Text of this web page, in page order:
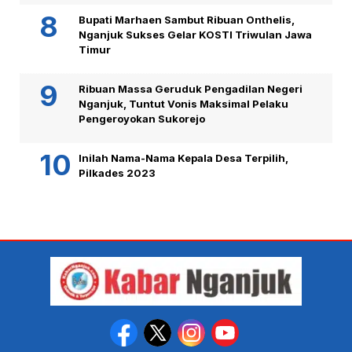
Bupati Marhaen Sambut Ribuan Onthelis,
Nganjuk Sukses Gelar KOSTI Triwulan Jawa
Timur
Ribuan Massa Geruduk Pengadilan Negeri
Nganjuk, Tuntut Vonis Maksimal Pelaku
Pengeroyokan Sukorejo
Inilah Nama-Nama Kepala Desa Terpilih,
Pilkades 2023